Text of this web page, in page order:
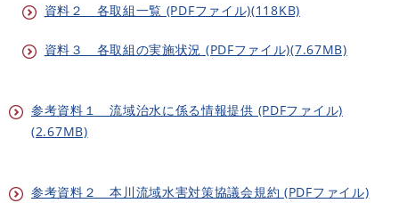
資料２ 各取組一覧 (PDFファイル)(118KB)
資料３ 各取組の実施状況 (PDFファイル)(7.67MB)
参考資料１ 流域治水に係る情報提供 (PDFファイル)
(2.67MB)
参考資料２ 本川流域水害対策協議会規約 (PDFファイル)